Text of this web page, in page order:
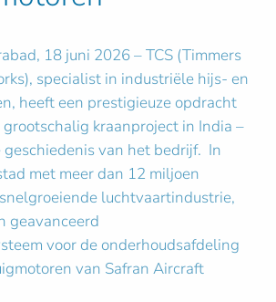
18 juni 2026 – TCS (Timmers
specialist in industriële hijs- en
heeft een prestigieuze opdracht
kraanproject in India –
geschiedenis van het bedrijf. In
met meer dan 12 miljoen
luchtvaartindustrie,
geavanceerd
voor de onderhoudsafdeling
van Safran Aircraft